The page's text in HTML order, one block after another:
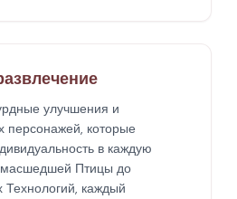
улучшения и
персонажей, которые
в каждую
Птицы до
каждый